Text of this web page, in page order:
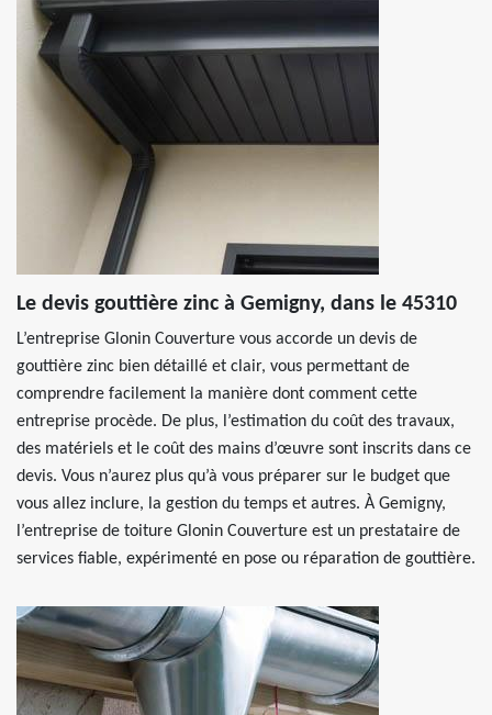
Le devis gouttière zinc à Gemigny, dans le 45310
L’entreprise Glonin Couverture vous accorde un devis de
gouttière zinc bien détaillé et clair, vous permettant de
comprendre facilement la manière dont comment cette
entreprise procède. De plus, l’estimation du coût des travaux,
des matériels et le coût des mains d’œuvre sont inscrits dans ce
devis. Vous n’aurez plus qu’à vous préparer sur le budget que
vous allez inclure, la gestion du temps et autres. À Gemigny,
l’entreprise de toiture Glonin Couverture est un prestataire de
services fiable, expérimenté en pose ou réparation de gouttière.